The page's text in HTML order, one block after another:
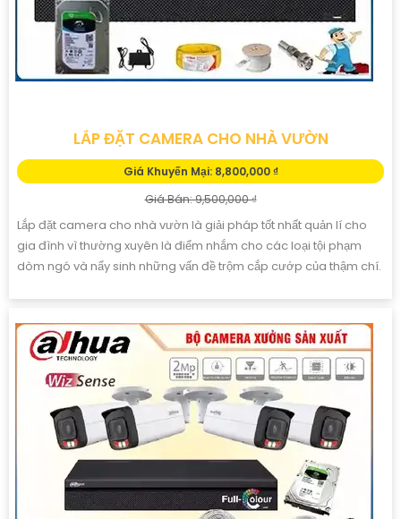
LẮP ĐẶT CAMERA CHO NHÀ VƯỜN
Giá Khuyến Mại: 8,800,000 ₫
Giá Bán: 9,500,000 ₫
Lắp đặt camera cho nhà vườn là giải pháp tốt nhất quản lí cho
gia đình vì thường xuyên là điểm nhắm cho các loại tội phạm
dòm ngó và nẩy sinh những vấn đề trộm cắp cướp của thậm chí.